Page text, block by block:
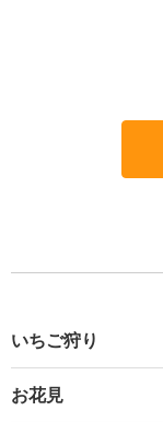
いちご狩り
お花見